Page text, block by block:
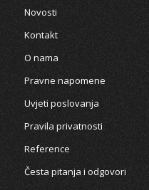
Novosti
Kontakt
O nama
Pravne napomene
Uvjeti poslovanja
Pravila privatnosti
Reference
Česta pitanja i odgovori